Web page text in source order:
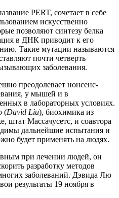
PERT, сочетает в себе
искусственно
позволяют синтезу белка
в ДНК приводит к его
Такие мутации называются
почти четверть
заболевания.
преодолевает нонсенс-
у мышей и в
в лабораторных условиях.
(David Liu), биохимика из
штат Массачусетс, и соавтора
дальнейшие испытания и
будет применять на людях.
при лечении людей, он
разработку методов
заболеваний. Дэвида Лю
результаты 19 ноября в